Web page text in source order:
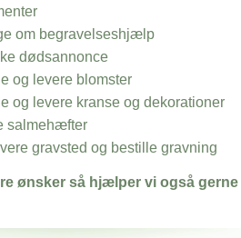
om begravelseshjælp
dødsannonce
og levere blomster
og levere kranse og dekorationer
salmehæfter
gravsted og bestille gravning
ønsker så hjælper vi også gerne